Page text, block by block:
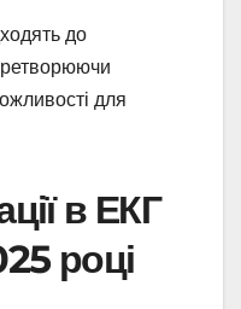
до
для
в ЕКГ
році